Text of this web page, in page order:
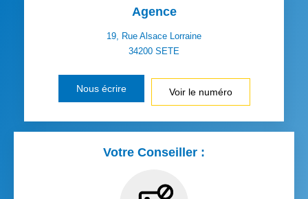
Agence
19, Rue Alsace Lorraine
34200 SETE
Nous écrire Voir le numéro
Votre Conseiller :